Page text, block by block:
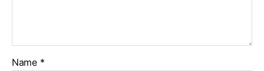
Name *